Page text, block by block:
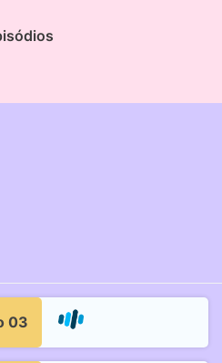
03